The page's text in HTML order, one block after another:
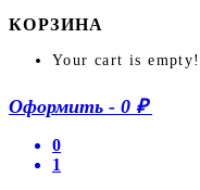
КОРЗИНА
Your cart is empty!
Оформить - 0 ₽
0
1